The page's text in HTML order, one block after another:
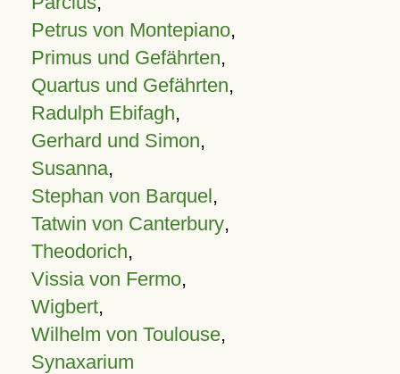
Petrus von Montepiano,
Primus und Gefährten,
Quartus und Gefährten,
Radulph Ebifagh,
Gerhard und Simon,
Susanna,
Stephan von Barquel,
Tatwin von Canterbury,
Theodorich,
Vissia von Fermo,
Wigbert,
Wilhelm von Toulouse,
Synaxarium